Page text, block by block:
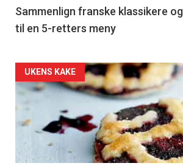
5
Sammenlign franske klassikere
til en 5-retters meny
Forsiden
akkurat
nå
UKENS KAKE